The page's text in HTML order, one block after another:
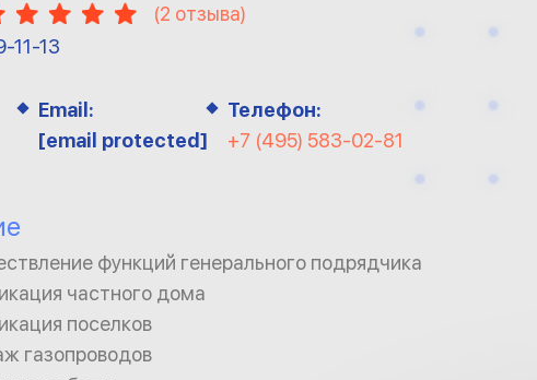
(2 отзыва)
11-13
Email:
[email protected]
Телефон:
+7 (495) 583-02-81
функций генерального подрядчика
частного дома
поселков
газопроводов